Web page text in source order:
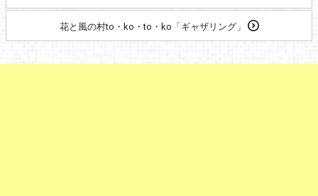
花と風の村to・ko・to・ko「ギャザリング」